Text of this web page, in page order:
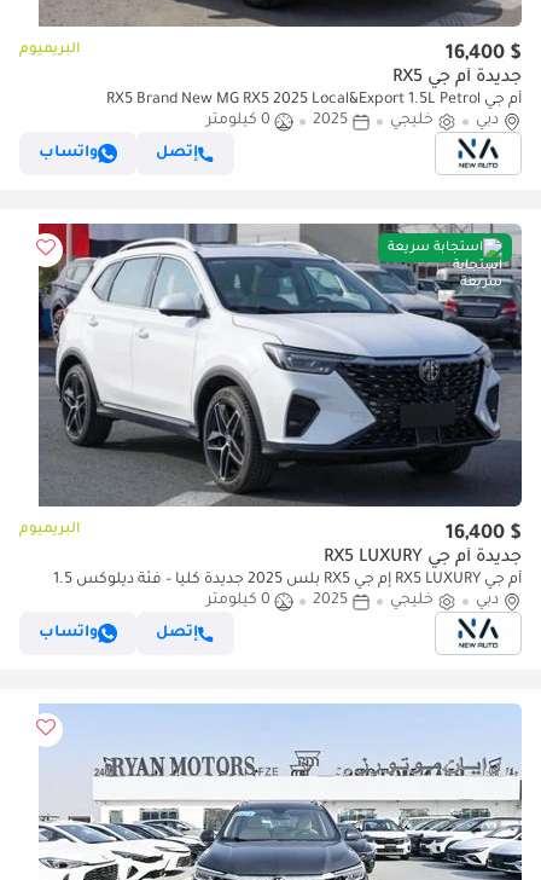
$ 16,400 البريميوم
جديدة أم جي RX5
أم جي RX5 Brand New MG RX5 2025 Local&Export 1.5L Petrol
FWD|White/Beige| (للتصدير فقط)
دبي خليجي 2025
0 كيلومتر
إتصل
واتساب
استجابة سريعة
$ 16,400 البريميوم
جديدة أم جي RX5 LUXURY
أم جي RX5 LUXURY إم جي RX5 بلس 2025 جديدة كلياً – فئة ديلوكس 1.5
تيربو SUV – للتصدير فقط (للتصدير فقط)دبي خليجي 2025
0 كيلومتر
إتصل
واتساب